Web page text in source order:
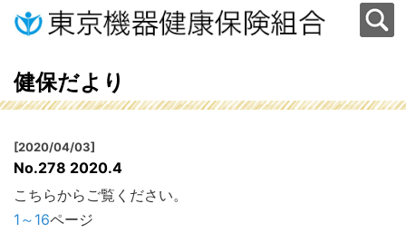
健保だより
[2020/04/03]
No.278 2020.4
こちらからご覧ください。
1～16ページ